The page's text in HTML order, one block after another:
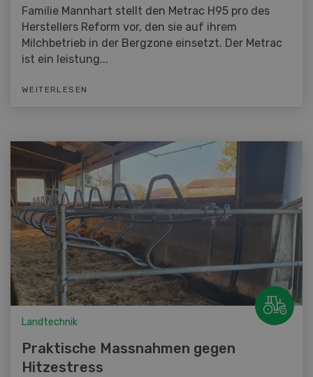
Familie Mannhart stellt den Metrac H95 pro des
Herstellers Reform vor, den sie auf ihrem
Milchbetrieb in der Bergzone einsetzt. Der Metrac
ist ein leistung...
WEITERLESEN
Landtechnik
Praktische Massnahmen gegen
Hitzestress